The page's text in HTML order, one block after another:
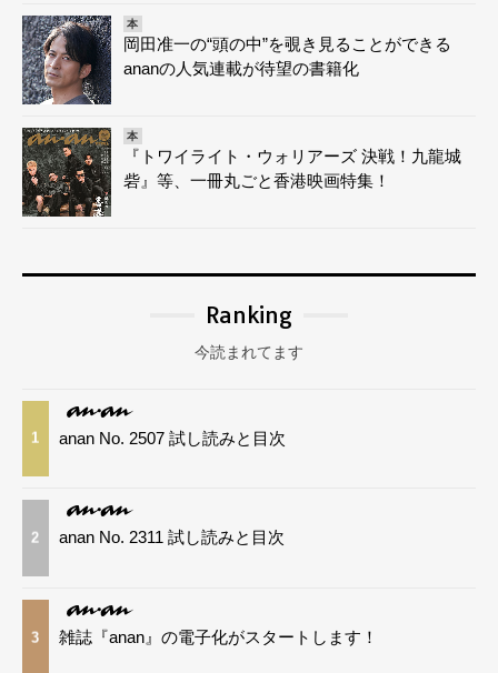
本
岡田准一の“頭の中”を覗き見ることができる
ananの人気連載が待望の書籍化
本
『トワイライト・ウォリアーズ 決戦！九龍城
砦』等、一冊丸ごと香港映画特集！
Ranking
今読まれてます
1 anan No. 2507 試し読みと目次
2 anan No. 2311 試し読みと目次
3 雑誌『anan』の電子化がスタートします！